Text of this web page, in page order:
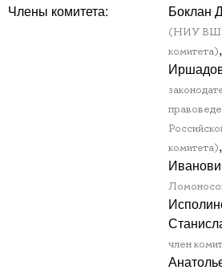
Члены комитета:
Боклан
(НИУ ВШЭ,
комитета)
комитета)
член